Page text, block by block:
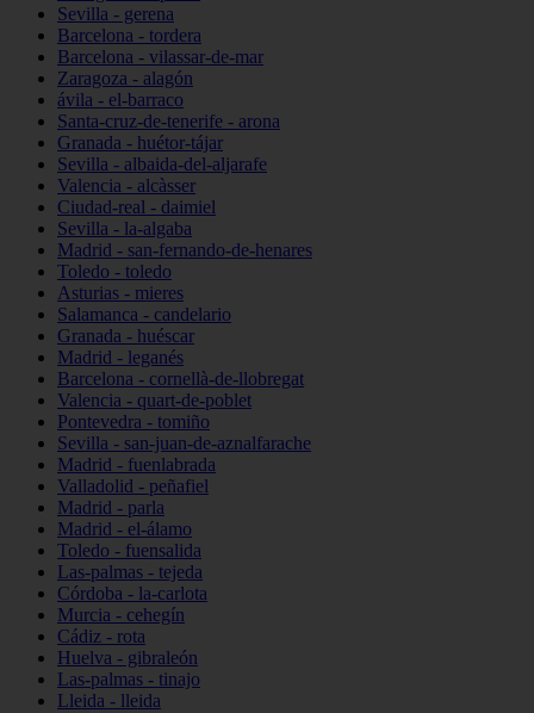
Sevilla - gerena
Barcelona - tordera
Barcelona - vilassar-de-mar
Zaragoza - alagón
ávila - el-barraco
Santa-cruz-de-tenerife - arona
Granada - huétor-tájar
Sevilla - albaida-del-aljarafe
Valencia - alcàsser
Ciudad-real - daimiel
Sevilla - la-algaba
Madrid - san-fernando-de-henares
Toledo - toledo
Asturias - mieres
Salamanca - candelario
Granada - huéscar
Madrid - leganés
Barcelona - cornellà-de-llobregat
Valencia - quart-de-poblet
Pontevedra - tomiño
Sevilla - san-juan-de-aznalfarache
Madrid - fuenlabrada
Valladolid - peñafiel
Madrid - parla
Madrid - el-álamo
Toledo - fuensalida
Las-palmas - tejeda
Córdoba - la-carlota
Murcia - cehegín
Cádiz - rota
Huelva - gibraleón
Las-palmas - tinajo
Lleida - lleida